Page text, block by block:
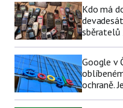
Kdo má
sběratelů
Google v
ochraně.